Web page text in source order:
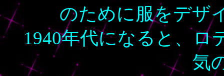
のために服をデザ
1940年代になると、ロ
気